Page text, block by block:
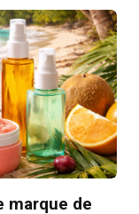
marque de